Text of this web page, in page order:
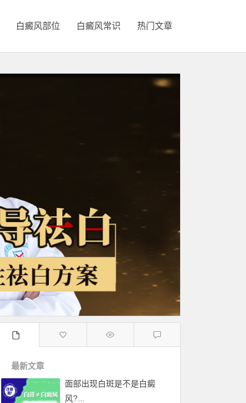
白癜风部位 白癜风常识 热门文章
最新文章
面部出现白斑是不是白癜
风?...